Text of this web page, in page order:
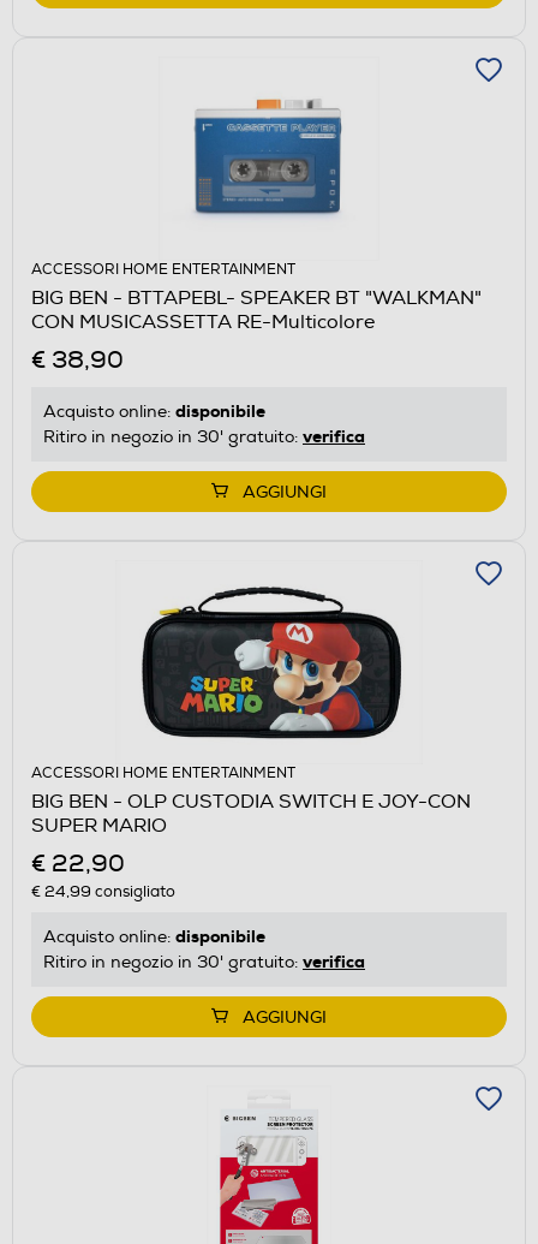
ACCESSORI HOME ENTERTAINMENT
BIG BEN - BTTAPEBL- SPEAKER BT "WALKMAN"
CON MUSICASSETTA RE-Multicolore
€ 38,90
Acquisto online: disponibile
Ritiro in negozio in 30' gratuito: verifica
AGGIUNGI
ACCESSORI HOME ENTERTAINMENT
BIG BEN - OLP CUSTODIA SWITCH E JOY-CON
SUPER MARIO
€ 22,90
€ 24,99 consigliato
Acquisto online: disponibile
Ritiro in negozio in 30' gratuito: verifica
AGGIUNGI